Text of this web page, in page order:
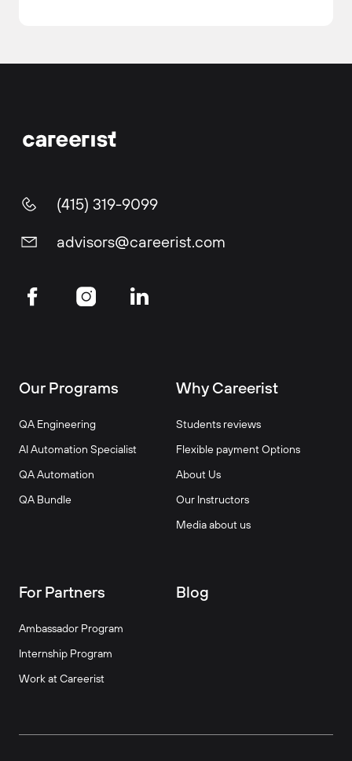
(415) 319-9099
advisors@careerist.com
Our Programs
QA Engineering
AI Automation Specialist
QA Automation
QA Bundle
Why Careerist
Students reviews
Flexible payment Options
About Us
Our Instructors
Media about us
For Partners
Ambassador Program
Internship Program
Work at Careerist
Blog